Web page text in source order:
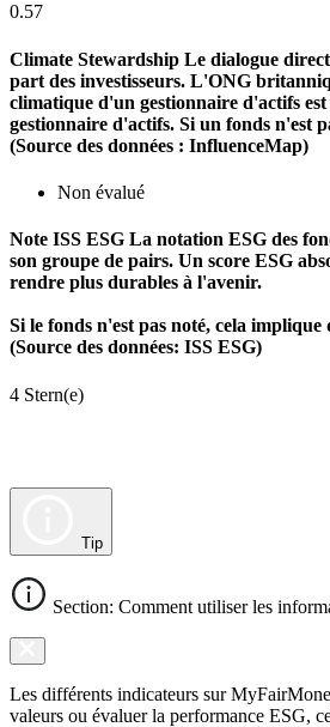
0.57
Climate Stewardship Le dialogue
part des investisseurs. L'ONG
climatique d'un gestionnaire d'actifs est
gestionnaire d'actifs. Si un fonds n'est
(Source des données : InfluenceMap)
Non évalué
Note ISS ESG La notation ESG des
son groupe de pairs. Un score ESG
rendre plus durables à l'avenir.
Si le fonds n'est pas noté, cela
(Source des données: ISS ESG)
4 Stern(e)
Tip
Section: Comment utiliser les
Les différents indicateurs sur
valeurs ou évaluer la performance ESG,